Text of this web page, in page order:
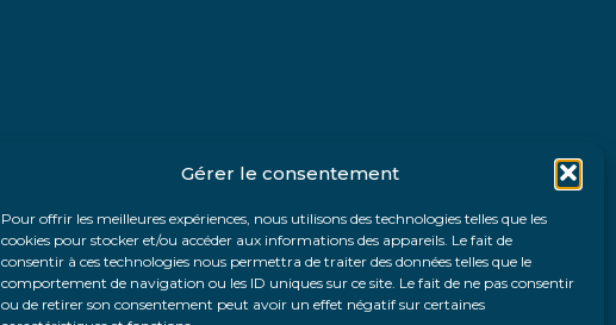
Gérer le consentement
Pour offrir les meilleures expériences, nous utilisons des technologies telles que les
cookies pour stocker et/ou accéder aux informations des appareils. Le fait de
consentir à ces technologies nous permettra de traiter des données telles que le
comportement de navigation ou les ID uniques sur ce site. Le fait de ne pas consentir
ou de retirer son consentement peut avoir un effet négatif sur certaines